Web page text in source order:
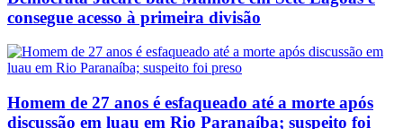
consegue acesso à primeira divisão
Homem de 27 anos é esfaqueado até a morte após
discussão em luau em Rio Paranaíba; suspeito foi